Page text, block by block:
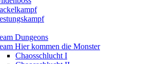
Dungeons
Hier kommen die Monster
Chaosschlucht I